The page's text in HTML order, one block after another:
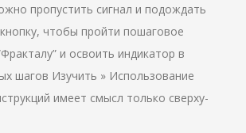
пропустить сигнал и подождать
чтобы пройти пошаговое
и освоить индикатор в
шагов Изучить » Использование
имеет смысл только сверху-